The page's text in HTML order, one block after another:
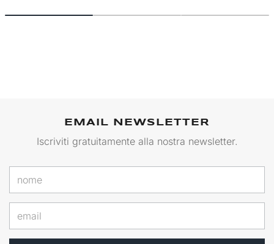
EMAIL NEWSLETTER
Iscriviti gratuitamente alla nostra newsletter.